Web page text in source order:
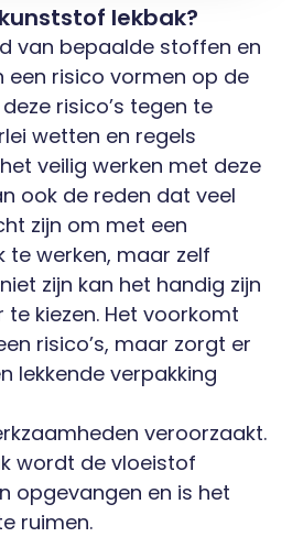
lekbak?
van bepaalde stoffen en
een risico vormen op de
risico’s tegen te
wetten en regels
veilig werken met deze
ook de reden dat veel
zijn om met een
te werken, maar zelf
zijn kan het handig zijn
kiezen. Het voorkomt
risico’s, maar zorgt er
lekkende verpakking
veroorzaakt.
wordt de vloeistof
opgevangen en is het
ruimen.